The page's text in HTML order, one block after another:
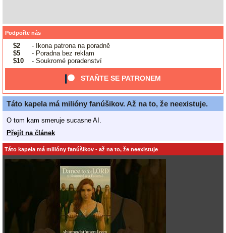
Podpořte nás
$2
- Ikona patrona na poradně
$5
- Poradna bez reklam
$10
- Soukromé poradenství
STAŇTE SE PATRONEM
Táto kapela má milióny fanúšikov. Až na to, že neexistuje.
O tom kam smeruje sucasne AI.
Přejít na článek
Táto kapela má milióny fanúšikov - až na to, že neexistuje